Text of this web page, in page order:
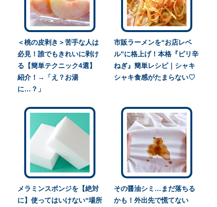
＜桃の皮剥き＞苦手な人は
必見！誰でもきれいに剥け
る【簡単テクニック4選】
紹介！→「え？お湯
に…？」
市販ラーメンを“お店レベ
ル”に格上げ！本格『ピリ辛
ねぎ』簡単レシピ｜シャキ
シャキ食感がたまらない♡
メラミンスポンジを【絶対
に】使ってはいけない“場所
その醤油シミ…まだ落ちる
かも！外出先で慌てない